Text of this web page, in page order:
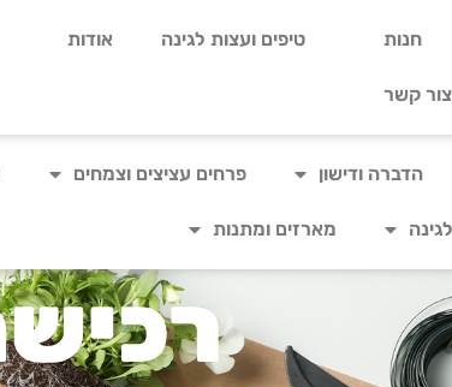
חנות טיפים ועצות לגינה אודות
צור קשר
הדברה ודישון פרחים עציצים וצמחים
מארזים ומתנות